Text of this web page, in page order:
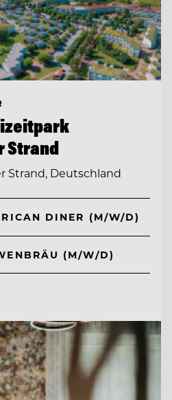
Strand
Strand, Deutschland
DINER (M/W/D)
(M/W/D)